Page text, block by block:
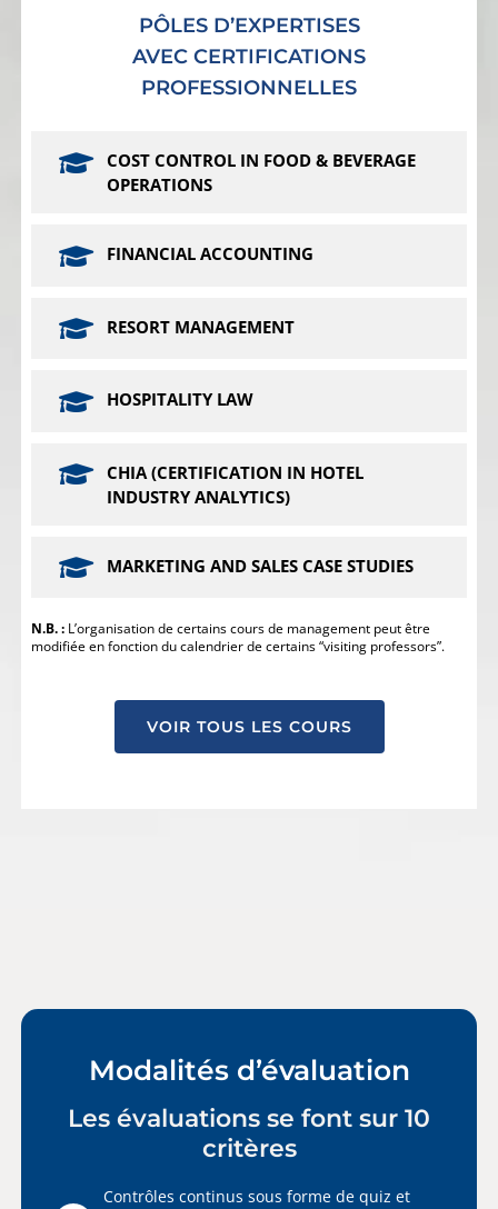
PÔLES D’EXPERTISES
AVEC CERTIFICATIONS
PROFESSIONNELLES
COST CONTROL IN FOOD & BEVERAGE
OPERATIONS
FINANCIAL ACCOUNTING
RESORT MANAGEMENT
HOSPITALITY LAW
CHIA (CERTIFICATION IN HOTEL
INDUSTRY ANALYTICS)
MARKETING AND SALES CASE STUDIES
N.B. :L’organisation de certains cours de management peut être
modifiée en fonction du calendrier de certains “visiting professors”.
VOIR TOUS LES COURS
Modalités d’évaluation
Les évaluations se font sur 10
critères
Contrôles continus sous forme de quiz et